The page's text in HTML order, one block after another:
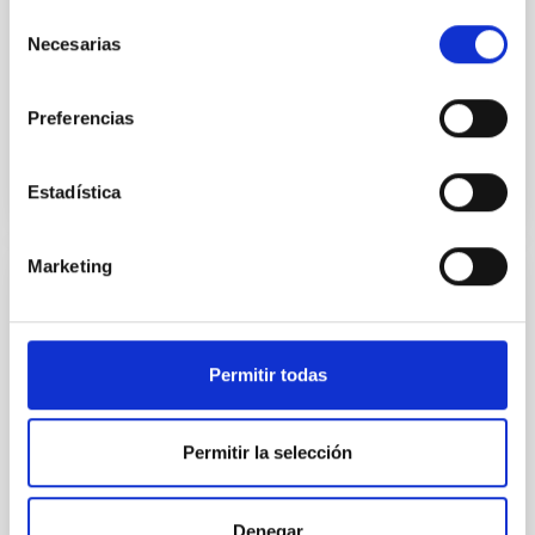
Necesarias
Preferencias
Estadística
Marketing
Permitir todas
Permitir la selección
Denegar
presencial (edificio IACTEC en La Laguna) y
EUCLID Mission
Euclid, es una misión espacial planificada por la
Agencia Espacial Europea. Su objetivo es mejorar la